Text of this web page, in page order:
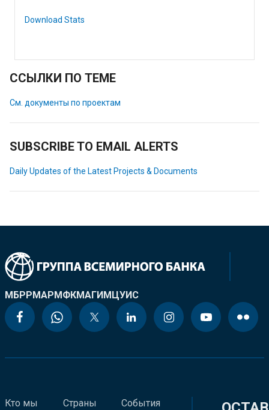
Download Stats
ССЫЛКИ ПО ТЕМЕ
См. документы по проектам
SUBSCRIBE TO EMAIL ALERTS
Daily Updates of the Latest Projects & Documents
МБРРМАРМФКМАГИМЦУИС
Кто мы Страны События